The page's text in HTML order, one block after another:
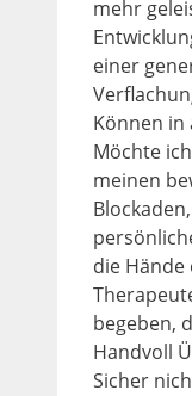
mehr
einer
Können in
Möchte
meinen
die Hände
begeben,
Handvoll
Sicher